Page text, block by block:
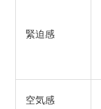
緊迫感
空気感